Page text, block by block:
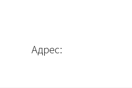
Адрес: